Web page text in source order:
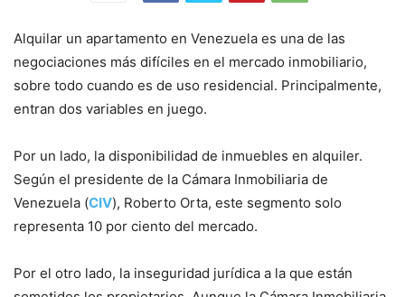
Alquilar un apartamento en Venezuela es una de las
negociaciones más difíciles en el mercado inmobiliario,
sobre todo cuando es de uso residencial. Principalmente,
entran dos variables en juego.
Por un lado, la disponibilidad de inmuebles en alquiler.
Según el presidente de la Cámara Inmobiliaria de
Venezuela (CIV), Roberto Orta, este segmento solo
representa 10 por ciento del mercado.
Por el otro lado, la inseguridad jurídica a la que están